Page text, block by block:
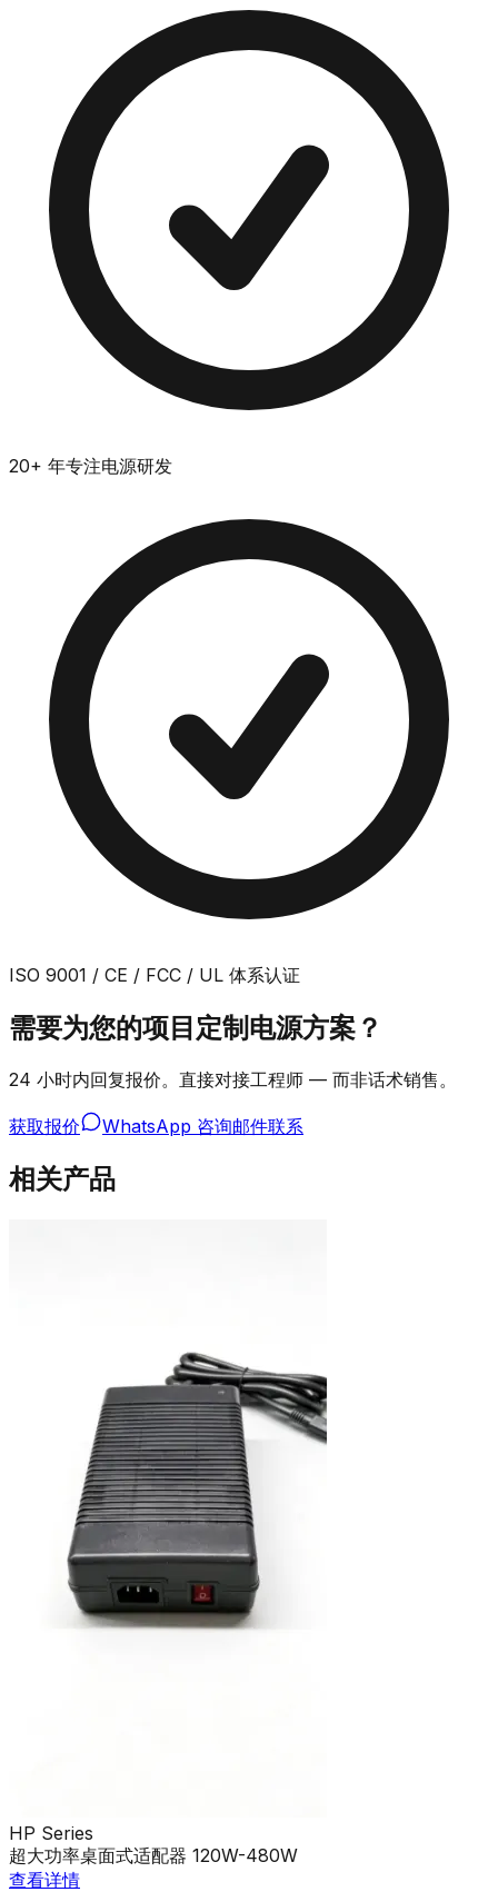
20+ 年专注电源研发
ISO 9001 / CE / FCC / UL 体系认证
需要为您的项目定制电源方案？
24 小时内回复报价。直接对接工程师 — 而非话术销售。
获取报价 WhatsApp 咨询邮件联系
相关产品
HP Series
超大功率桌面式适配器 120W-480W
查看详情